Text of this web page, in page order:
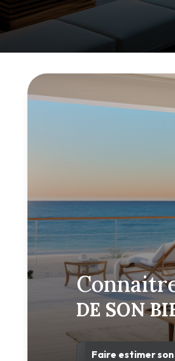
DE SON
Faire estimer